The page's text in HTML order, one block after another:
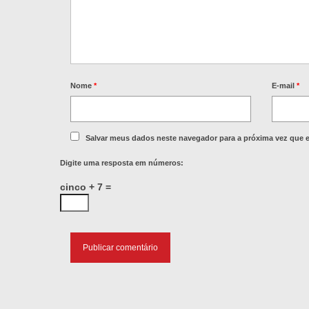
Nome * E-mail*
Salvar meus dados neste navegador para a próxima vez que
Digite uma resposta em números:
cinco + 7 =